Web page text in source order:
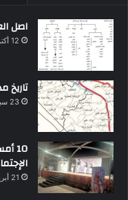
اصل
12 أكتوبر، 2021
تاريخ
23 سبتمبر، 2021
10
21 أبريل، 2021